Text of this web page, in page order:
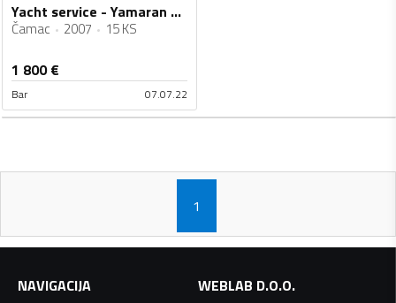
Yacht service - Yamaran 330 s / Honda 15 f
Čamac 2007 15 KS
1 800€
Bar 07.07.22
1
NAVIGACIJA
WEBLAB D.O.O.